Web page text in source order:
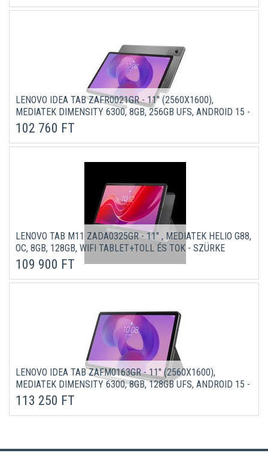
LENOVO IDEA TAB ZAFR0021GR - 11" (2560X1600),
MEDIATEK DIMENSITY 6300, 8GB, 256GB UFS, ANDROID 15 -
SZÜRKE TABLET + PEN
102 760 FT
LENOVO TAB M11 ZADA0325GR - 11" , MEDIATEK HELIO G88,
OC, 8GB, 128GB, WIFI TABLET+TOLL ÉS TOK - SZÜRKE
(ANDROID)
109 900 FT
LENOVO IDEA TAB ZAFM0163GR - 11" (2560X1600),
MEDIATEK DIMENSITY 6300, 8GB, 128GB UFS, ANDROID 15 -
SZÜRKE TABLET + PEN
113 250 FT